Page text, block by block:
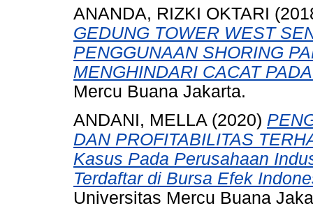
ANANDA, RIZKI OKTARI
GEDUNG TOWER WEST
PENGGUNAAN SHORING
MENGHINDARI CACAT
Mercu Buana Jakarta.
ANDANI, MELLA (2020)
DAN PROFITABILITAS
Kasus Pada Perusahaan
Terdaftar di Bursa Efek
Universitas Mercu Buana